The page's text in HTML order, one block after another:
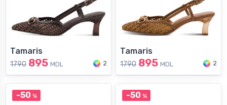
Tamaris
1790 895 MDL 2
Tamaris
1790 895 MDL 2
-50 % -50 %